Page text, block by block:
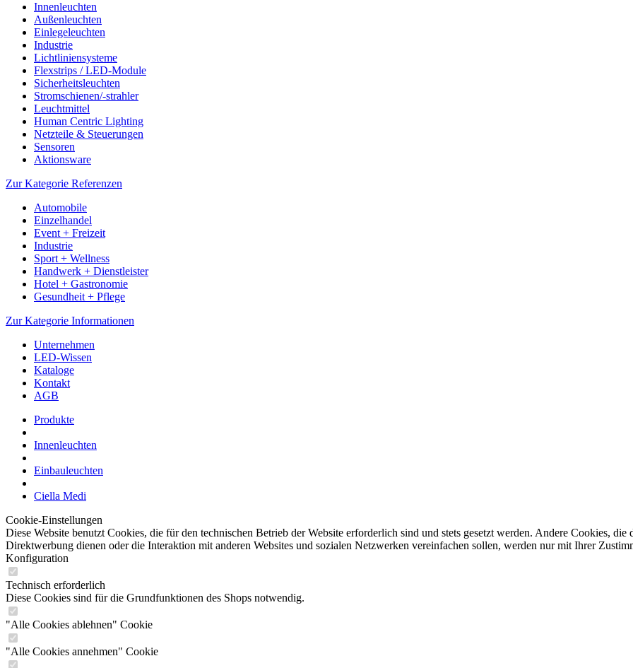
Innenleuchten
Außenleuchten
Einlegeleuchten
Industrie
Lichtliniensysteme
Flexstrips / LED-Module
Sicherheitsleuchten
Stromschienen/-strahler
Leuchtmittel
Human Centric Lighting
Netzteile & Steuerungen
Sensoren
Aktionsware
Zur Kategorie Referenzen
Automobile
Einzelhandel
Event + Freizeit
Industrie
Sport + Wellness
Handwerk + Dienstleister
Hotel + Gastronomie
Gesundheit + Pflege
Zur Kategorie Informationen
Unternehmen
LED-Wissen
Kataloge
Kontakt
AGB
Produkte
Innenleuchten
Einbauleuchten
Ciella Medi
Cookie-Einstellungen
Diese Website benutzt Cookies, die für den technischen Betrieb der Website erforderlich sind und stets gesetzt werden. Andere Cookies,
Direktwerbung dienen oder die Interaktion mit anderen Websites und sozialen Netzwerken vereinfachen sollen, werden nur mit Ihrer
Konfiguration
Technisch erforderlich
Diese Cookies sind für die Grundfunktionen des Shops notwendig.
"Alle Cookies ablehnen" Cookie
"Alle Cookies annehmen" Cookie